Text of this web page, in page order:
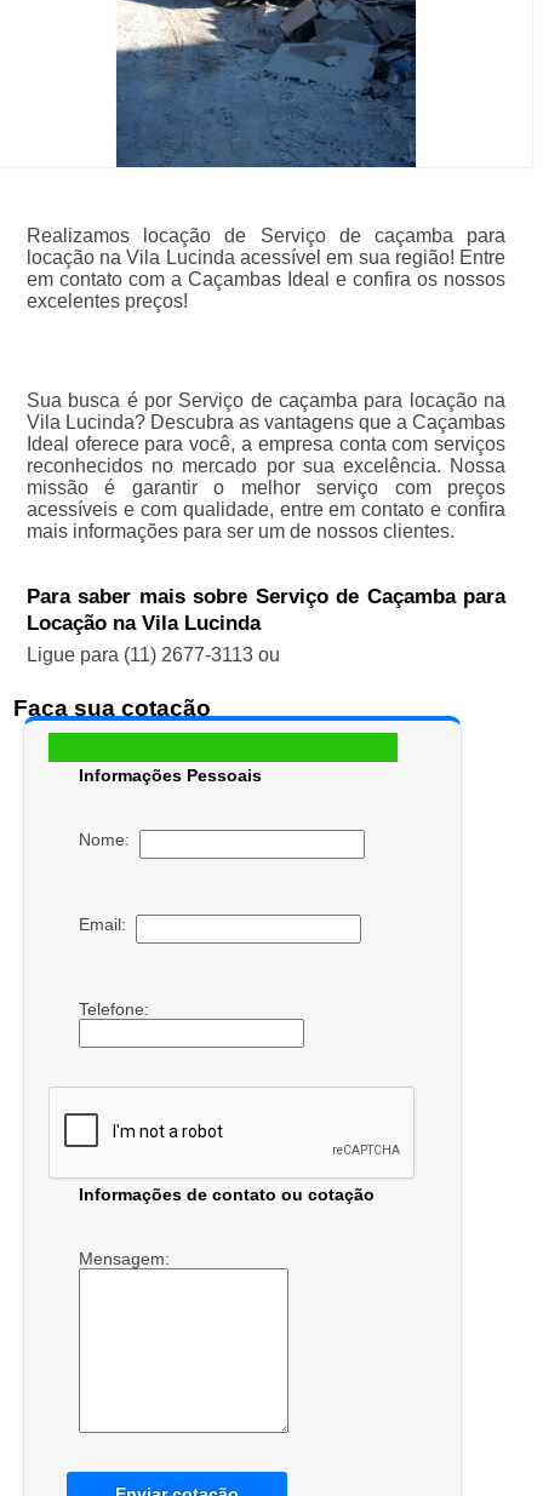
Realizamos locação de Serviço de caçamba para
locação na Vila Lucinda acessível em sua região! Entre
em contato com a Caçambas Ideal e confira os nossos
excelentes preços!
Sua busca é por Serviço de caçamba para locação na
Vila Lucinda? Descubra as vantagens que a Caçambas
Ideal oferece para você, a empresa conta com serviços
reconhecidos no mercado por sua excelência. Nossa
missão é garantir o melhor serviço com preços
acessíveis e com qualidade, entre em contato e confira
mais informações para ser um de nossos clientes.
Para saber mais sobre Serviço de Caçamba para
Locação na Vila Lucinda
Ligue para (11) 2677-3113ou
Faça sua cotação
Informações Pessoais
Nome:
Email:
Telefone:
Informações de contato ou cotação
Mensagem: